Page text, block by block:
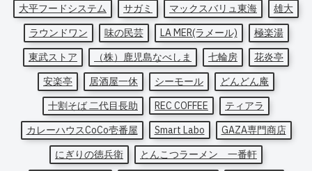
大平フードシステム
サガミ マックスバリュ東海
雄大
ラウンドワン
味の民芸 LA MER(ラメール)
極楽湯
東武ストア
（株）鹿児島なべしま 七輪房
花炎亭
安楽亭
居酒屋一休 シーモール
どんどん庵
十割そば 二代目長助
REC COFFEE
ティアラ
カレーハウスCoCo壱番屋
Smart Labo
GAZA専門商店
にぎりの徳兵衛
とんこつラーメン 一番軒